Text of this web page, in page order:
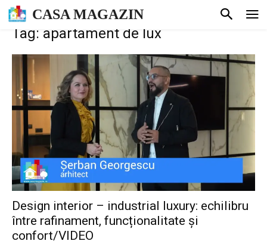
CASA MAGAZIN
Tag: apartament de lux
Design interior – industrial luxury: echilibru
între rafinament, funcționalitate și
confort/VIDEO